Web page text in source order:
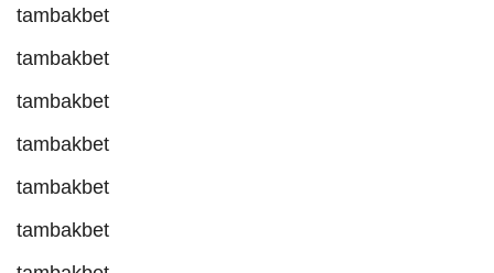
tambakbet
tambakbet
tambakbet
tambakbet
tambakbet
tambakbet